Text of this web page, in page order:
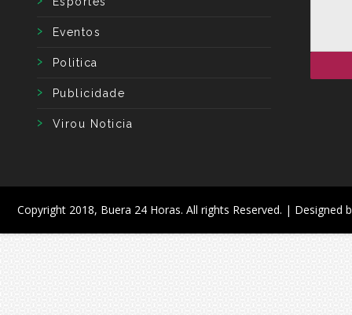
Eventos
Politica
Publicidade
Virou Noticia
Copyright 2018, Buera 24 Horas. All rights Reserved. | Designed